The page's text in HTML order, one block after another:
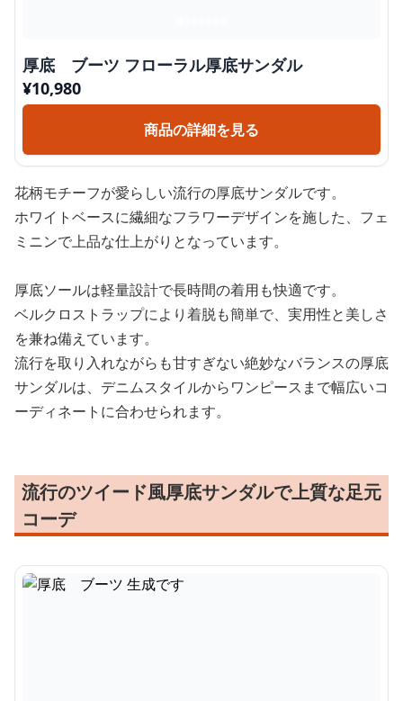
厚底 ブーツ フローラル厚底サンダル
¥10,980
商品の詳細を見る
花柄モチーフが愛らしい流行の厚底サンダルです。
ホワイトベースに繊細なフラワーデザインを施した、フェ
ミニンで上品な仕上がりとなっています。
厚底ソールは軽量設計で長時間の着用も快適です。
ベルクロストラップにより着脱も簡単で、実用性と美しさ
を兼ね備えています。
流行を取り入れながらも甘すぎない絶妙なバランスの厚底
サンダルは、デニムスタイルからワンピースまで幅広いコ
ーディネートに合わせられます。
流行のツイード風厚底サンダルで上質な足元
コーデ